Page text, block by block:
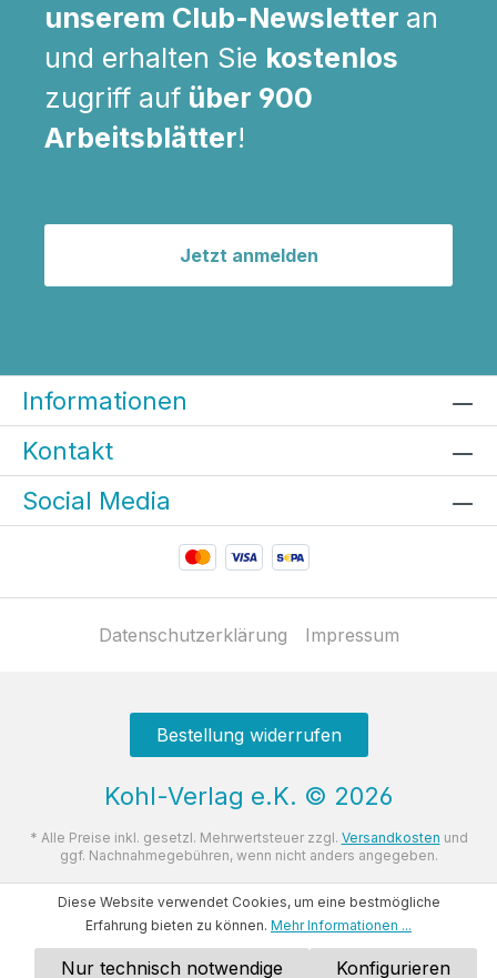
unserem Club-Newsletter an
und erhalten Sie kostenlos
zugriff auf über 900
Arbeitsblätter!
Jetzt anmelden
Informationen
Kontakt
Social Media
Datenschutzerklärung Impressum
Bestellung widerrufen
Kohl-Verlag e.K. © 2026
* Alle Preise inkl. gesetzl. Mehrwertsteuer zzgl. Versandkosten und
ggf. Nachnahmegebühren, wenn nicht anders angegeben.
Diese Website verwendet Cookies, um eine bestmögliche
Erfahrung bieten zu können. Mehr Informationen ...
Nur technisch notwendige Konfigurieren